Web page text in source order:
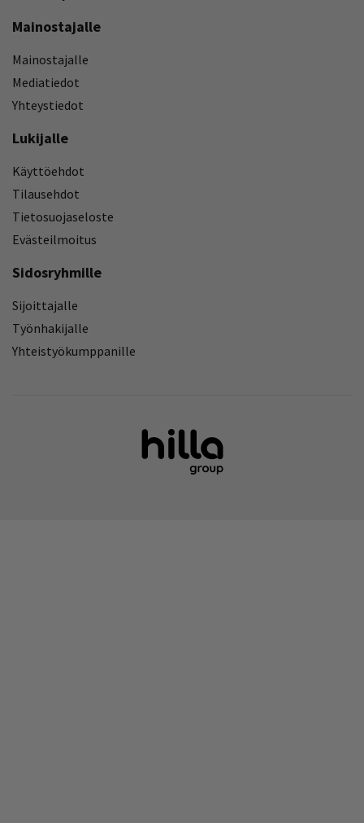
Mainostajalle
Mainostajalle
Mediatiedot
Yhteystiedot
Lukijalle
Käyttöehdot
Tilausehdot
Tietosuojaseloste
Evästeilmoitus
Sidosryhmille
Sijoittajalle
Työnhakijalle
Yhteistyökumppanille